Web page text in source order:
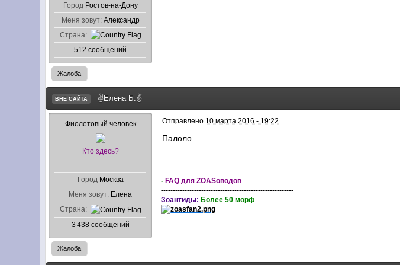
Город Ростов-на-Дону
Меня зовут: Александр
Страна:
512 сообщений
Жалоба
ВНЕ САЙТА ✌Елена Б.✌
Фиолетовый человек
Кто здесь?
Город Москва
Меня зовут: Елена
Страна:
3 438 сообщений
Отправлено 10 марта 2016 - 19:22
Палоло
- FAQ для ZOASоводов
--------------------------------------------------------
Зоантиды: Более 50 морф
Жалоба